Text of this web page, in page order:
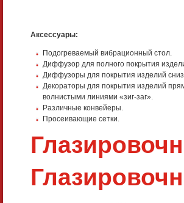
Аксессуары:
Подогреваемый вибрационный стол.
Диффузор для полного покрытия
Диффузоры для покрытия изделий
Декораторы для покрытия изделий
волнистыми линиями «зиг-заг».
Различные конвейеры.
Просеивающие сетки.